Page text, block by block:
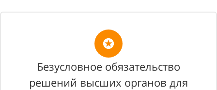
Безусловное обязательство
решений высших органов для